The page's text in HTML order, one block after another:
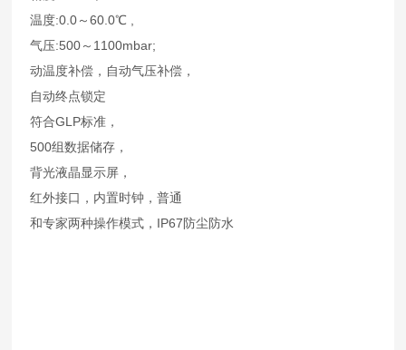
温度:0.0～60.0℃ ,
气压:500～1100mbar;
动温度补偿，自动气压补偿，
自动终点锁定
符合GLP标准，
500组数据储存，
背光液晶显示屏，
红外接口，内置时钟，普通
和专家两种操作模式，IP67防尘防水